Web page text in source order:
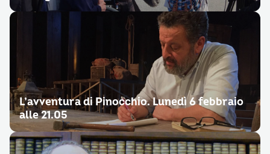
L’avventura di Pinocchio. Lunedì 6 febbraio
alle 21.05